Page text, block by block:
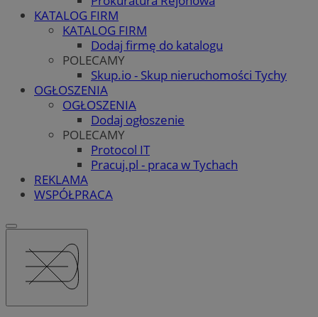
KATALOG FIRM
KATALOG FIRM
Dodaj firmę do katalogu
POLECAMY
Skup.io - Skup nieruchomości Tychy
OGŁOSZENIA
OGŁOSZENIA
Dodaj ogłoszenie
POLECAMY
Protocol IT
Pracuj.pl - praca w Tychach
REKLAMA
WSPÓŁPRACA